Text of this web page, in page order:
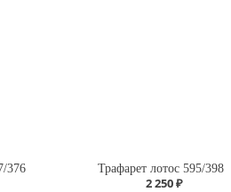
376 Трафарет лотос 595/398
2 250 ₽